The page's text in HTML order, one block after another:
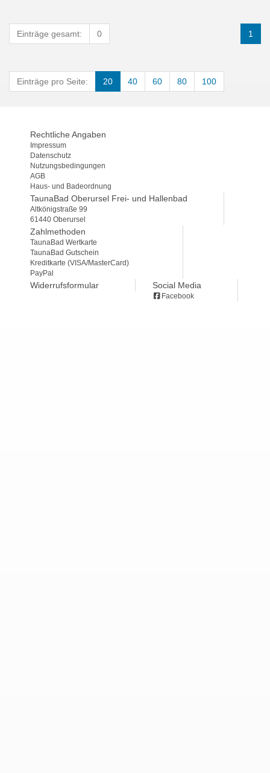
1
Einträge gesamt: 0
Einträge pro Seite: 20 40 60 80 100
Rechtliche Angaben
Impressum
Datenschutz
Nutzungsbedingungen
AGB
Haus- und Badeordnung
TaunaBad Oberursel Frei- und Hallenbad
Altkönigstraße 99
61440 Oberursel
Zahlmethoden
TaunaBad Wertkarte
TaunaBad Gutschein
Kreditkarte (VISA/MasterCard)
PayPal
Widerrufsformular Social Media
Facebook